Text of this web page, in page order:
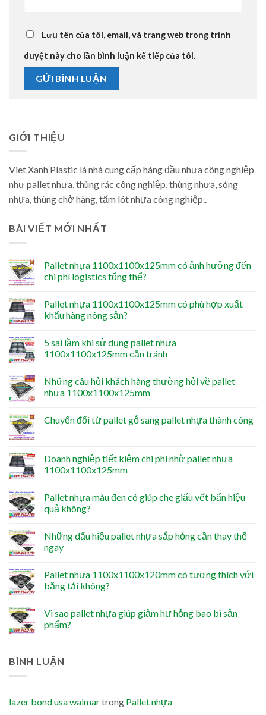
Lưu tên của tôi, email, và trang web trong trình
duyệt này cho lần bình luận kế tiếp của tôi.
GIỚI THIỆU
Viet Xanh Plastic là nhà cung cấp hàng đầu nhựa công nghiệp
như pallet nhựa, thùng rác công nghiệp, thùng nhựa, sóng
nhựa, thùng chở hàng, tấm lót nhựa công nghiệp..
BÀI VIẾT MỚI NHẤT
Pallet nhựa 1100x1100x125mm có ảnh hưởng đến
chi phí logistics tổng thể?
Pallet nhựa 1100x1100x125mm có phù hợp xuất
khẩu hàng nông sản?
5 sai lầm khi sử dụng pallet nhựa
1100x1100x125mm cần tránh
Những câu hỏi khách hàng thường hỏi về pallet
nhựa 1100x1100x125mm
Chuyển đổi từ pallet gỗ sang pallet nhựa thành công
Doanh nghiệp tiết kiệm chi phí nhờ pallet nhựa
1100x1100x125mm
Pallet nhựa màu đen có giúp che giấu vết bẩn hiệu
quả không?
Những dấu hiệu pallet nhựa sắp hỏng cần thay thế
ngay
Pallet nhựa 1100x1100x120mm có tương thích với
băng tải không?
Vì sao pallet nhựa giúp giảm hư hỏng bao bì sản
phẩm?
BÌNH LUẬN
lazer bond usa walmartrong Pallet nhựa